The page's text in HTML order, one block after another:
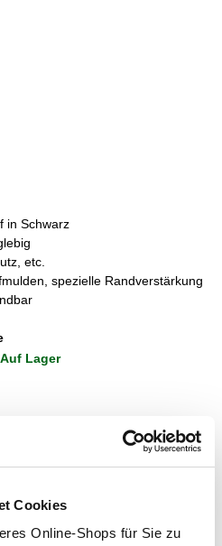
Cookies
Online-Shops für Sie zu
in Schwarz
etc.
spezielle Randverstärkung
Auf Lager
nutzen zu können, wähle zunächst